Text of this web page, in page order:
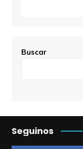
Buscar
Seguinos